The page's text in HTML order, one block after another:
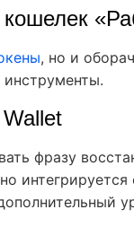
, но и
фразу
интегрируется